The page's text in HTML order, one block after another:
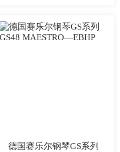
德国赛乐尔钢琴GS系列